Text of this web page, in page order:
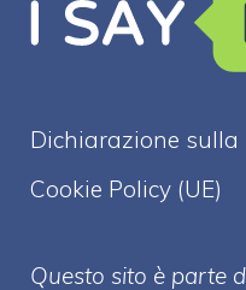
Dichiarazione sulla
Cookie Policy (UE)
Questo sito è parte